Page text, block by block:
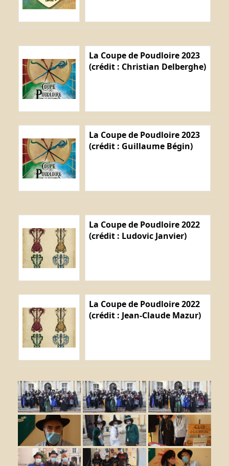
La Coupe de Poudloire 2023
(crédit : Christian Delberghe)
La Coupe de Poudloire 2023
(crédit : Guillaume Bégin)
La Coupe de Poudloire 2022
(crédit : Ludovic Janvier)
La Coupe de Poudloire 2022
(crédit : Jean-Claude Mazur)